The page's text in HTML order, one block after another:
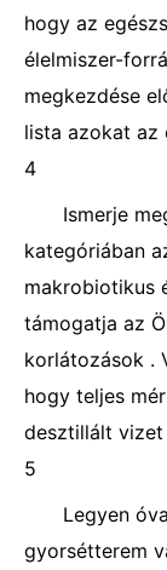
hogy az
élelmiszer-
megkezdése
lista azokat az
4
Ismerje
kategóriában
makrobiotikus
támogatja az
korlátozások .
hogy teljes
desztillált vizet
5
Legyen
gyorsétterem